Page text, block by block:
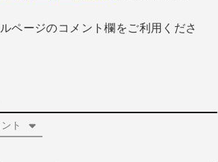
ページのコメント欄をご利用くださ
ト